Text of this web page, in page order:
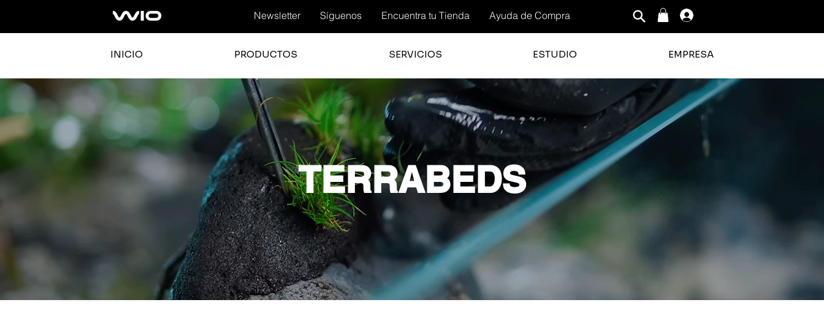
Newsletter Síguenos Encuentra tu Tienda Ayuda de Compra
INICIO PRODUCTOS SERVICIOS ESTUDIO EMPRESA
TERRABEDS